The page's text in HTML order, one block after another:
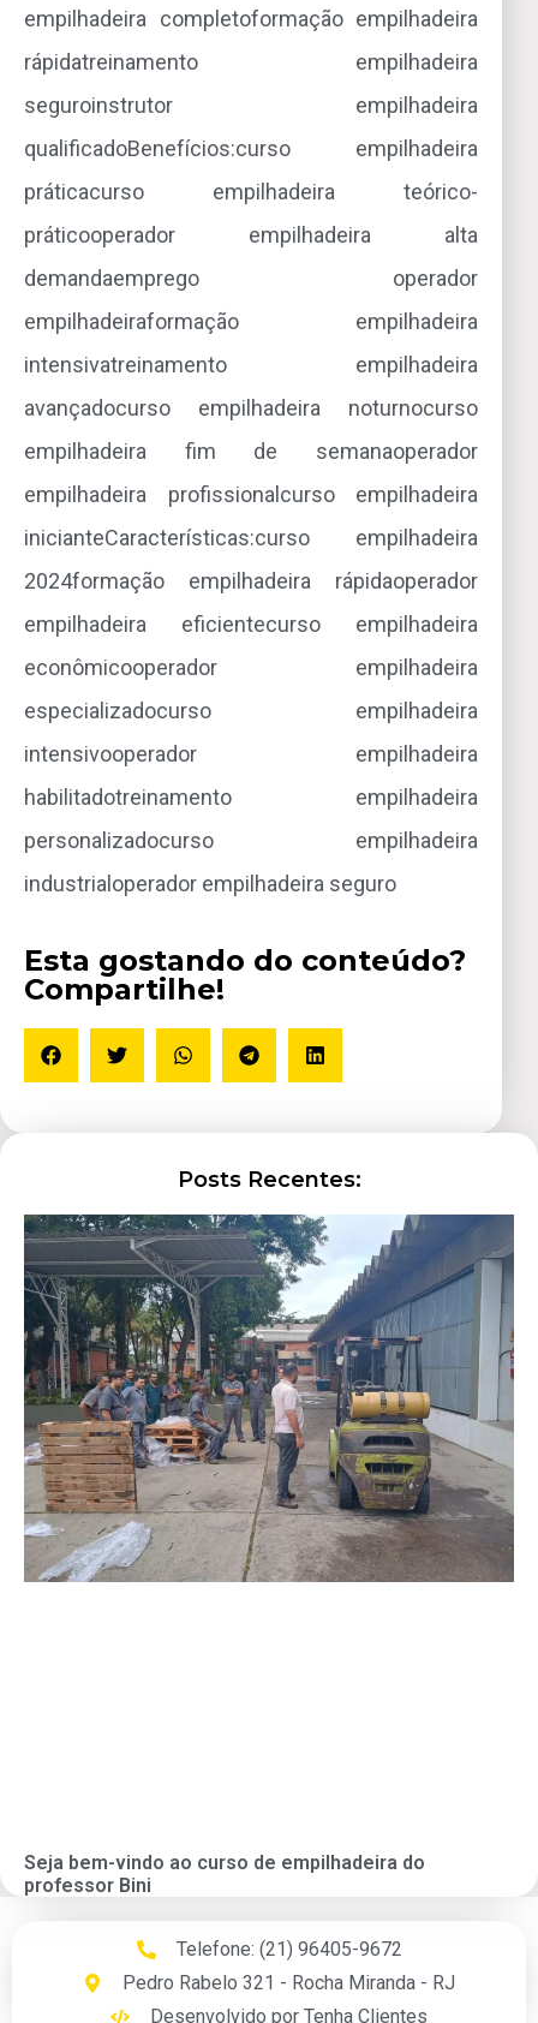
empilhadeira completoformação empilhadeira
rápidatreinamento empilhadeira
seguroinstrutor empilhadeira
qualificadoBenefícios:curso empilhadeira
práticacurso empilhadeira teórico-
práticooperador empilhadeira alta
demandaemprego operador
empilhadeiraformação empilhadeira
intensivatreinamento empilhadeira
avançadocurso empilhadeira noturnocurso
empilhadeira fim de semanaoperador
empilhadeira profissionalcurso empilhadeira
inicianteCaracterísticas:curso empilhadeira
2024formação empilhadeira rápidaoperador
empilhadeira eficientecurso empilhadeira
econômicooperador empilhadeira
especializadocurso empilhadeira
intensivooperador empilhadeira
habilitadotreinamento empilhadeira
personalizadocurso empilhadeira
industrialoperador empilhadeira seguro
Esta gostando do conteúdo?
Compartilhe!
Posts Recentes:
Seja bem-vindo ao curso de empilhadeira do
professor Bini
Telefone: (21) 96405-9672
Pedro Rabelo 321 - Rocha Miranda - RJ
Desenvolvido por Tenha Clientes